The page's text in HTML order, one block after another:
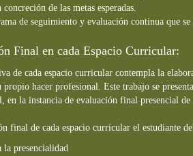
de las metas esperadas.
de seguimiento y evaluación continua que
Final en cada Espacio Curricular:
de cada espacio curricular contempla la
propio hacer profesional. Este trabajo se
en la instancia de evaluación final presencial
final de cada espacio curricular el estudiante
la presencialidad